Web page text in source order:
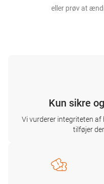
eller prøv at
Kun sikre
Vi vurderer integriteten af
tilføjer